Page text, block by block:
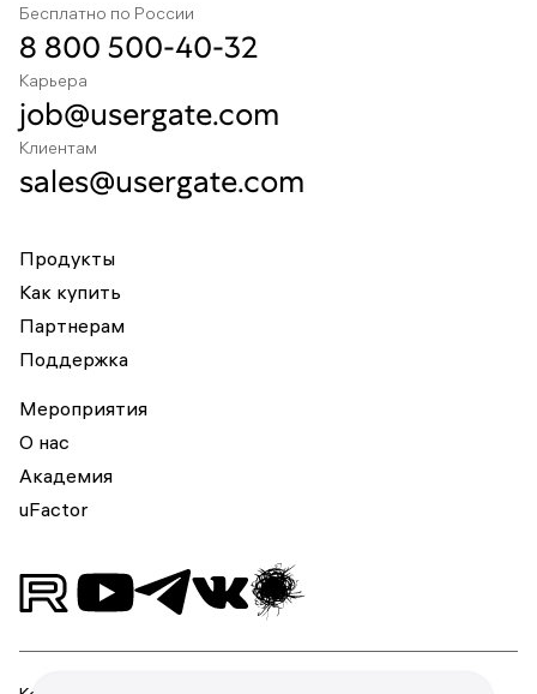
Бесплатно по России
8 800 500-40-32
Карьера
job@usergate.com
Клиентам
sales@usergate.com
Продукты
Как купить
Партнерам
Поддержка
Мероприятия
О нас
Академия
uFactor